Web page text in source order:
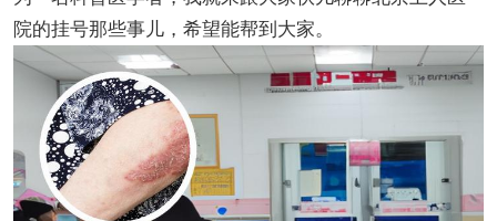
院的挂号那些事儿，希望能帮到大家。